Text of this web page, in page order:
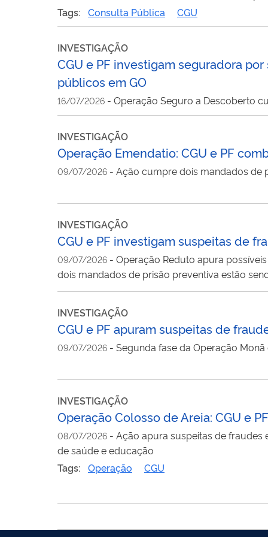
Tags: Consulta Pública CGU
INVESTIGAÇÃO
CGU e PF investigam seguradora
públicos em GO
16/07/2026 - Operação Seguro a Descoberto
INVESTIGAÇÃO
Operação Emendatio: CGU e PF
09/07/2026 - Ação cumpre dois mandados de
INVESTIGAÇÃO
CGU e PF investigam suspeitas de
09/07/2026 - Operação Reduto apura
dois mandados de prisão preventiva estão
INVESTIGAÇÃO
CGU e PF apuram suspeitas de
09/07/2026 - Segunda fase da Operação
INVESTIGAÇÃO
Operação Colosso de Areia: CGU e
08/07/2026 - Ação apura suspeitas de
de saúde e educação
Tags: Operação CGU